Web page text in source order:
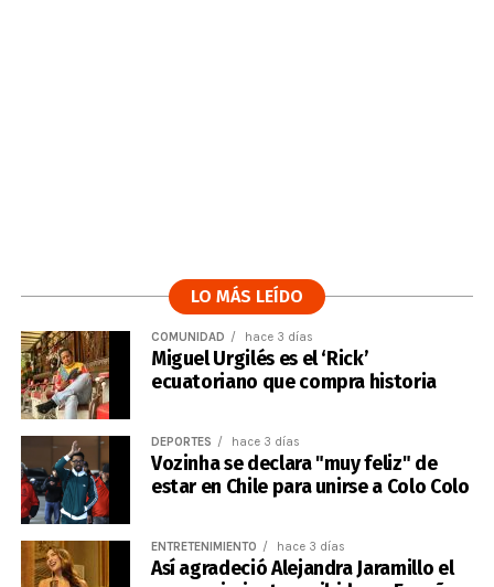
LO MÁS LEÍDO
COMUNIDAD hace 3 días
Miguel Urgilés es el ‘Rick’
ecuatoriano que compra historia
DEPORTES hace 3 días
Vozinha se declara "muy feliz" de
estar en Chile para unirse a Colo Colo
ENTRETENIMIENTO hace 3 días
Así agradeció Alejandra Jaramillo el